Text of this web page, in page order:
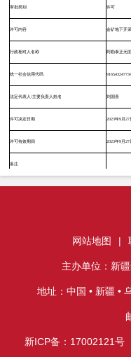
网站地图 |
主办单位：新
地址：中国 • 新疆 •
新ICP备：17002121号